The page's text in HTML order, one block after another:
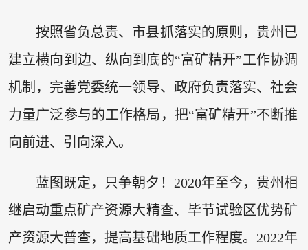
按照省负总责、市县抓落实的原则，贵州已
建立横向到边、纵向到底的“富矿精开”工作协调
机制，完善党委统一领导、政府负责落实、社会
力量广泛参与的工作格局，把“富矿精开”不断推
向前进、引向深入。
蓝图既定，只争朝夕！2020年至今，贵州相
继启动重点矿产资源大精查、毕节试验区优势矿
产资源大普查，提高基础地质工作程度。2022年